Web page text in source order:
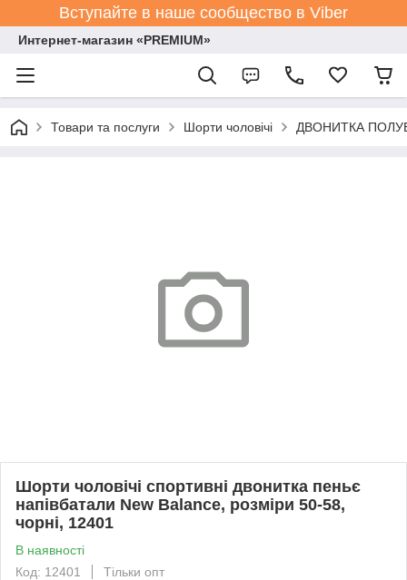
Вступайте в наше сообщество в Viber
Интернет-магазин «PREMIUM»
Товари та послуги Шорти чоловічі ДВОНИТКА
Шорти чоловічі спортивні двонитка пеньє
напівбатали New Balance, розміри 50-58,
чорні, 12401
В наявності
Код: 12401
Тільки опт